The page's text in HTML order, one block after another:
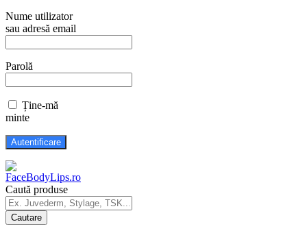
Nume utilizator
sau adresă email
Parolă
Ține-mă
minte
Caută produse